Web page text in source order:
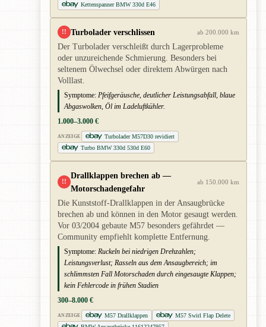
Kettenspanner BMW 330d E46
!! Turbolader verschlissen ab 200.000 km
Der Turbolader verschleißt durch Lagerprobleme
oder unzureichende Schmierung. Besonders bei
seltenem Ölwechsel oder direktem Abwürgen nach
Volllast.
Symptome: Pfeifgeräusche, deutlicher Leistungsabfall, blaue
Abgaswolken, Öl im Ladeluftkühler.
1.000–3.000 €
ANZEIGE
Turbolader M57D30 revidiert
Turbo BMW 330d 530d E60
!!
Drallklappen brechen ab —
Motorschadengefahr
ab 150.000 km
Die Kunststoff-Drallklappen in der Ansaugbrücke
brechen ab und können in den Motor gesaugt werden.
Vor 03/2004 gebaute M57 besonders gefährdet —
Community empfiehlt komplette Entfernung.
Symptome: Ruckeln bei niedrigen Drehzahlen;
Leistungsverlust; Rasseln aus dem Ansaugbereich; im
schlimmsten Fall Motorschaden durch eingesaugte Klappen;
kein Fehlercode in frühen Stadien
300–8.000 €
ANZEIGE M57 Drallklappen
M57 Swirl Flap Delete